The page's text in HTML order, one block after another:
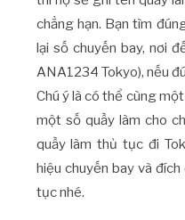
chẳng hạn. Bạn tìm
lại số chuyến bay, nơi
ANA1234 Tokyo), nếu
Chú ý là có thể cùng
một số quầy làm cho
quầy làm thủ tục đi
hiệu chuyến bay và
tục nhé.